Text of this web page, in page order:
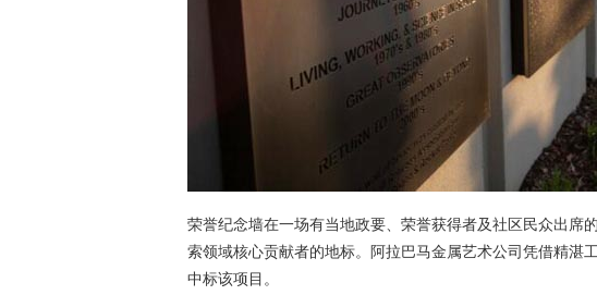
荣誉纪念墙在一场有当地政要、荣誉获得者及社区民众出席
索领域核心贡献者的地标。阿拉巴马金属艺术公司凭借精湛
中标该项目。